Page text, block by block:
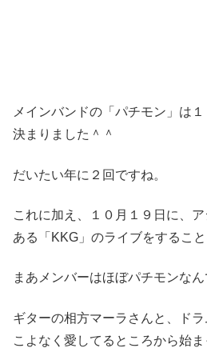
メインバンドの「パチモン」は
決まりました＾＾
だいたい年に２回ですね。
これに加え、１０月１９日に、
ある「KKG」のライブをするこ
まあメンバーはほぼパチモンなん
ギターの相方マーラさんと、ド
こよなく愛してるところから始ま